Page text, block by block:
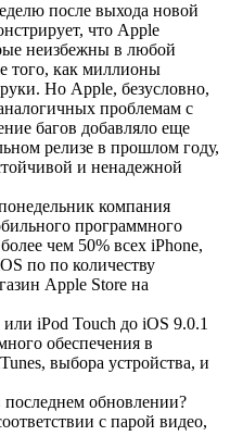
после выхода новой
что Apple
неизбежны в любой
того, как миллионы
Но Apple, безусловно,
проблемам с
багов добавляло еще
релизе в прошлом году,
и ненадежной
компания
программного
чем 50% всех iPhone,
по по количеству
Apple Store на
iPod Touch до iOS 9.0.1
обеспечения в
выбора устройства, и
обновлении?
с парой видео,